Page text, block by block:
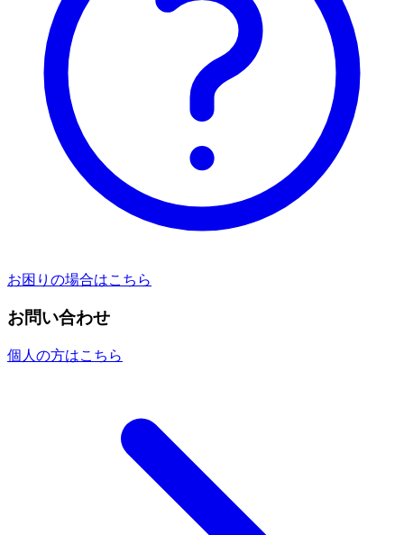
お困りの場合はこちら
お問い合わせ
個人の方はこちら